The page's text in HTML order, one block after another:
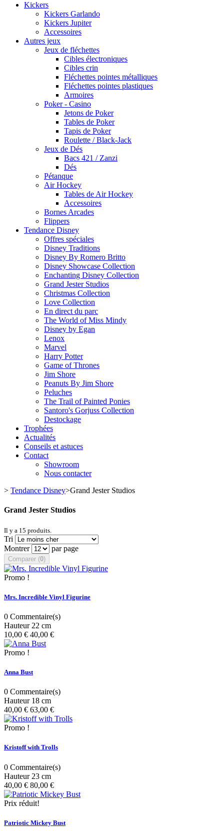
Kickers
Kickers Garlando
Kickers Jupiter
Accessoires
Autres jeux
Jeux de fléchettes
Cibles électroniques
Cibles crin
Fléchettes pointes métalliques
Fléchettes pointes plastiques
Armoires
Poker - Casino
Jetons de Poker
Tables de Poker
Tapis de Poker
Roulette / Black-Jack
Jeux de Dés
Bacs 421 / Zanzi
Dés
Pétanque
Air Hockey
Tables de Air Hockey
Accessoires
Bornes Arcades
Flippers
Tendance Disney
Offres spéciales
Disney Traditions
Disney By Romero Britto
Disney Showcase Collection
Enchanting Disney Collection
Grand Jester Studios
Christmas Collection
Love Collection
En direct du parc
The World of Miss Mindy
Disney by Egan
Lenox
Marvel
Harry Potter
Game of Thrones
Jim Shore
Peanuts By Jim Shore
Peluches
The Trail of Painted Ponies
Santoro's Gorjuss Collection
Destockage
Trophées
Actualités
Conseils et astuces
Contact
Showroom
Nous contacter
> Tendance Disney>Grand Jester Studios
Grand Jester Studios
Il y a 15 produits.
Tri
Montrer
par page
Comparer (0)
Promo !
Mrs. Incredible Vinyl Figurine
0 Commentaire(s)
Hauteur 22 cm
10,00 € 40,00 €
Promo !
Anna Bust
0 Commentaire(s)
Hauteur 18 cm
40,00 € 63,00 €
Promo !
Kristoff with Trolls
0 Commentaire(s)
Hauteur 23 cm
40,00 € 80,00 €
Prix ​​réduit!
Patriotic Mickey Bust